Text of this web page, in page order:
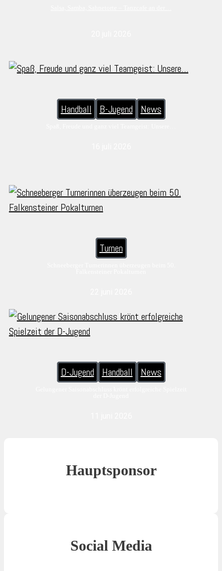
Handball B-Jugend News
Turnen
D-Jugend Handball News
Hauptsponsor
Social Media